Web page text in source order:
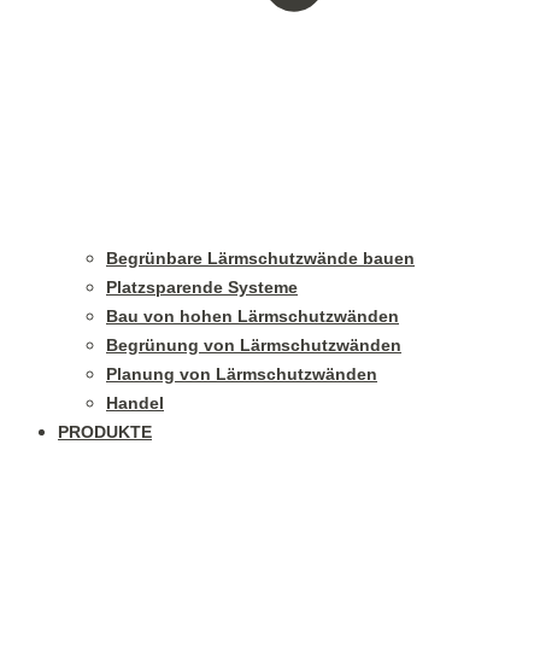
Begrünbare Lärmschutzwände bauen
Platzsparende Systeme
Bau von hohen Lärmschutzwänden
Begrünung von Lärmschutzwänden
Planung von Lärmschutzwänden
Handel
PRODUKTE